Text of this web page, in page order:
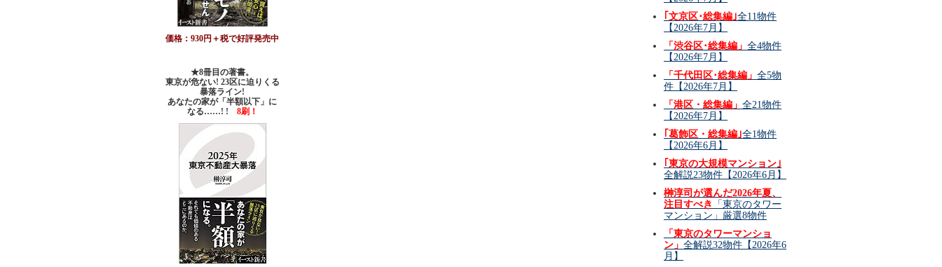
価格：930円＋税で好評発売中
★8冊目の著書。
東京が危ない! 23区に迫りくる
暴落ライン!
あなたの家が「半額以下」に
なる……! ! 8刷！
｢文京区･総集編｣全11物件
【2026年7月】
「渋谷区･総集編」 全4物件
【2026年7月】
「千代田区･総集編」 全5物
件【2026年7月】
「港区・総集編」 全21物件
【2026年7月】
｢葛飾区・総集編｣全1物件
【2026年6月】
｢東京の大規模マンション｣
全解説23物件【2026年6月】
榊淳司が選んだ2026年夏、
注目すべき
「東京のタワー
マンション」厳選8物件
「東京のタワーマンショ
ン」 全解説32物件【2026年6
月】